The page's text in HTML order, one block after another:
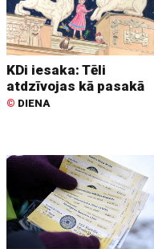
KDi iesaka: Tēli
atdzīvojas kā pasakā
© DIENA